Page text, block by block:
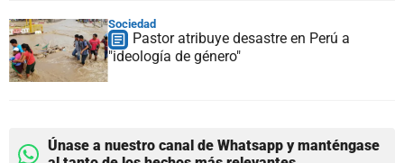
Sociedad
Pastor atribuye desastre en Perú a
"ideología de género"
Únase a nuestro canal de Whatsapp y manténgase